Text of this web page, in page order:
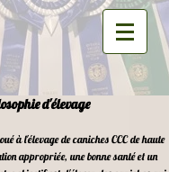
d'élevage
à l'élevage de caniches CCC de haute
appropriée, une bonne santé et un